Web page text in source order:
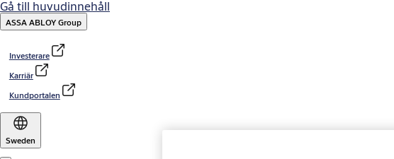
Gå till huvudinnehåll
ASSA ABLOY Group
Investerare
Karriär
Kundportalen
Sweden